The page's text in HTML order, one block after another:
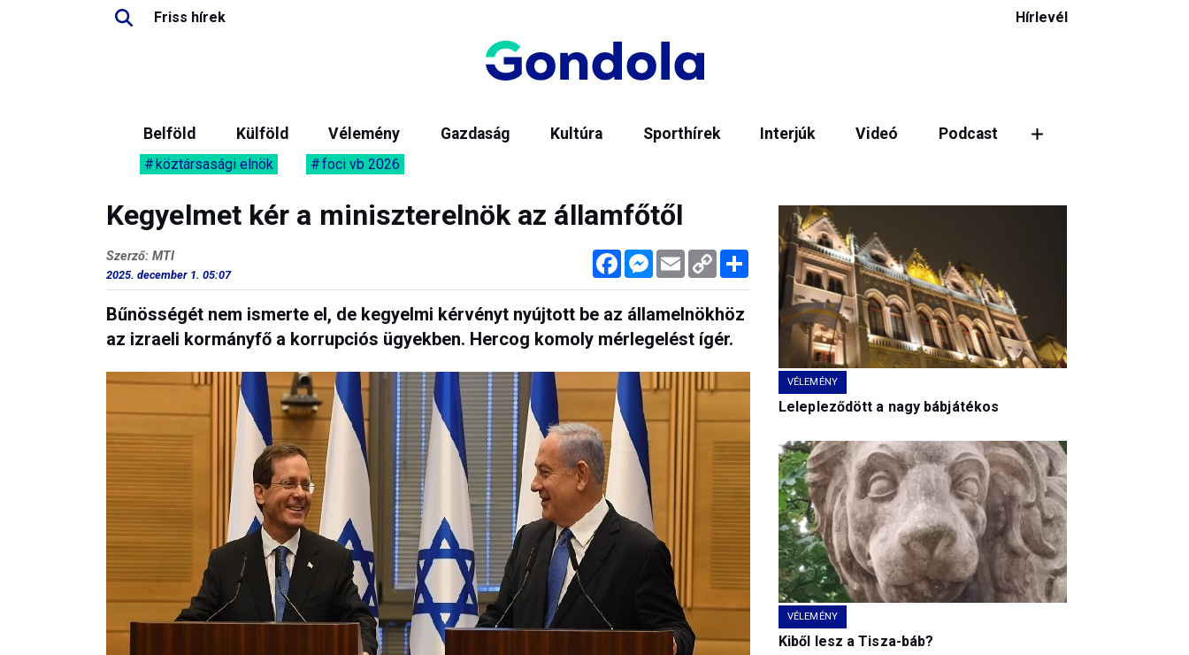
Friss hírek Hírlevél
Belföld Külföld Vélemény Gazdaság Kultúra Sporthírek Interjúk Videó Podcast
köztársasági elnök foci vb 2026
Kegyelmet kér a miniszterelnök az államfőtől
FacebookMessenger
Email Copy
Link
Megosztás
Szerző: MTI
2025. december 1. 05:07
Bűnösségét nem ismerte el, de kegyelmi kérvényt nyújtott be az államelnökhöz
az izraeli kormányfő a korrupciós ügyekben. Hercog komoly mérlegelést ígér.
VÉLEMÉNY
Lelepleződött a nagy bábjátékos
VÉLEMÉNY
Kiből lesz a Tisza-báb?